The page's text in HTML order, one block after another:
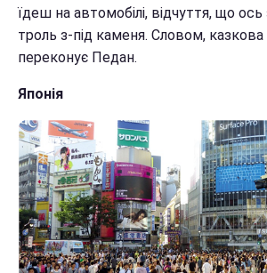
їдеш на автомобілі, відчуття, що
троль з-під каменя. Словом, казкова
переконує Педан.
Японія